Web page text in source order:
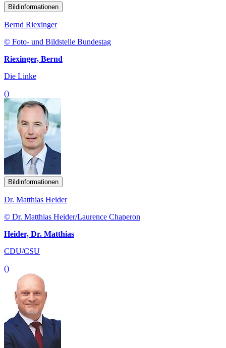
Bildinformationen
Bernd Riexinger
© Foto- und Bildstelle Bundestag
Riexinger, Bernd
Die Linke
()
Bildinformationen
Dr. Matthias Heider
© Dr. Matthias Heider/Laurence Chaperon
Heider, Dr. Matthias
CDU/CSU
()